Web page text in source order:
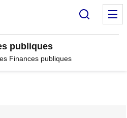
publiques
Finances publiques